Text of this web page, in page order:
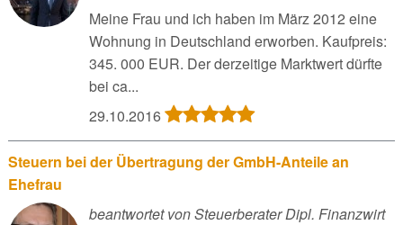
Meine Frau und ich haben im März 2012 eine
Wohnung in Deutschland erworben. Kaufpreis:
345. 000 EUR. Der derzeitige Marktwert dürfte
bei ca...
29.10.2016
Steuern bei der Übertragung der GmbH-Anteile an
Ehefrau
beantwortet von Steuerberater Dipl. Finanzwirt